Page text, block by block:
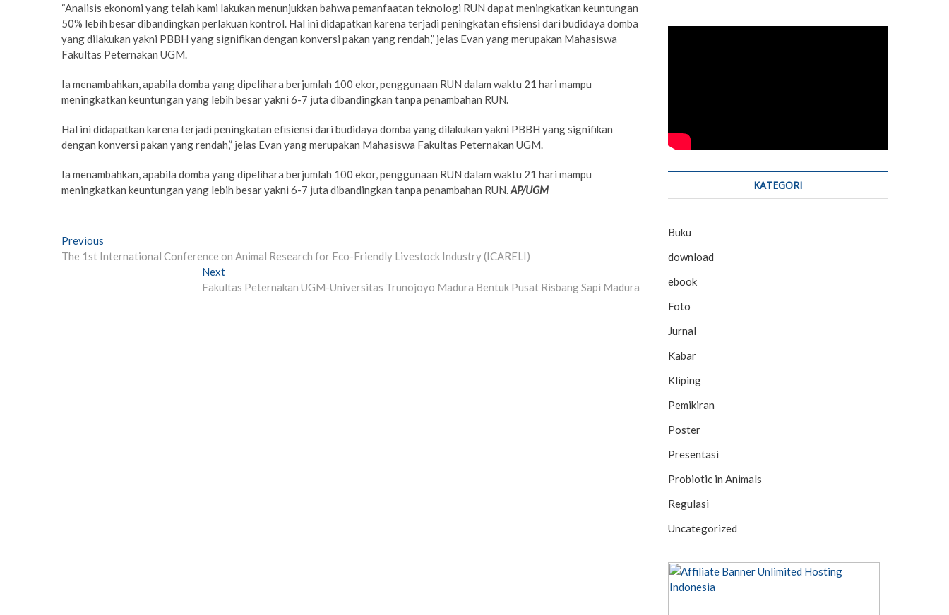
“Analisis ekonomi yang telah kami lakukan menunjukkan bahwa pemanfaatan teknologi RUN dapat meningkatkan keuntungan
50% lebih besar dibandingkan perlakuan kontrol. Hal ini didapatkan karena terjadi peningkatan efisiensi dari budidaya domba
yang dilakukan yakni PBBH yang signifikan dengan konversi pakan yang rendah,” jelas Evan yang merupakan Mahasiswa
Fakultas Peternakan UGM.
Ia menambahkan, apabila domba yang dipelihara berjumlah 100 ekor, penggunaan RUN dalam waktu 21 hari mampu
meningkatkan keuntungan yang lebih besar yakni 6-7 juta dibandingkan tanpa penambahan RUN.
Hal ini didapatkan karena terjadi peningkatan efisiensi dari budidaya domba yang dilakukan yakni PBBH yang signifikan
dengan konversi pakan yang rendah,” jelas Evan yang merupakan Mahasiswa Fakultas Peternakan UGM.
Ia menambahkan, apabila domba yang dipelihara berjumlah 100 ekor, penggunaan RUN dalam waktu 21 hari mampu
meningkatkan keuntungan yang lebih besar yakni 6-7 juta dibandingkan tanpa penambahan RUN.AP/UGM
Post
navigation
Previous
post:
The 1st International Conference on Animal Research for Eco-Friendly Livestock Industry (ICARELI)
NextNext
post:
Fakultas Peternakan UGM-Universitas Trunojoyo Madura Bentuk Pusat Risbang Sapi Madura
KATEGORI
Buku
download
ebook
Foto
Jurnal
Kabar
Kliping
Pemikiran
Poster
Presentasi
Probiotic in Animals
Regulasi
Uncategorized